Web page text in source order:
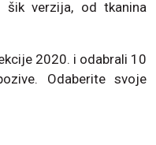
šik verzija, od tkanina
2020. i odabrali 10
Odaberite svoje